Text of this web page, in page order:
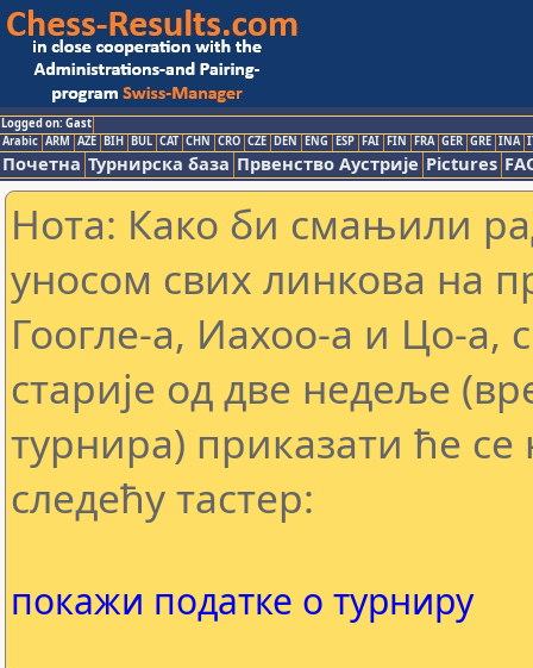
Logged on: Gast
Arabic ARM AZE BIH BUL CAT CHN CRO CZE DEN ENG ESP FAI FIN FRA GER GRE INA
Почетна Турнирска база Првенство Аустрије Pictures
Нота: Како би смањили
уносом свих линкова на
Гоогле-а, Иахоо-а и Цо-а,
старије од две недеље
турнира) приказати ће
следећу тастер:
покажи податке о турниру